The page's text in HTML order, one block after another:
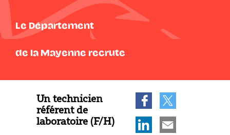
Le Département
de la Mayenne recrute
Un technicien
référent de
laboratoire (F/H)